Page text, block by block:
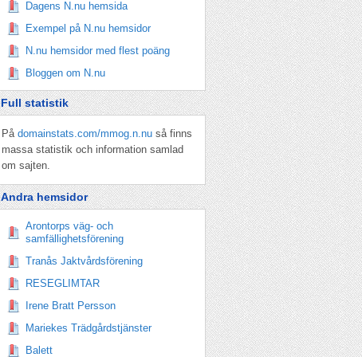
Dagens N.nu hemsida
Exempel på N.nu hemsidor
N.nu hemsidor med flest poäng
Bloggen om N.nu
Full statistik
På domainstats.com/mmog.n.nu så finns
massa statistik och information samlad
om sajten.
Andra hemsidor
Arontorps väg- och
samfällighetsförening
Tranås Jaktvårdsförening
RESEGLIMTAR
Irene Bratt Persson
Mariekes Trädgårdstjänster
Balett